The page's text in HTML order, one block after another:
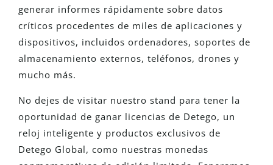
generar informes rápidamente sobre datos
críticos procedentes de miles de aplicaciones y
dispositivos, incluidos ordenadores, soportes de
almacenamiento externos, teléfonos, drones y
mucho más.
No dejes de visitar nuestro stand para tener la
oportunidad de ganar licencias de Detego, un
reloj inteligente y productos exclusivos de
Detego Global, como nuestras monedas